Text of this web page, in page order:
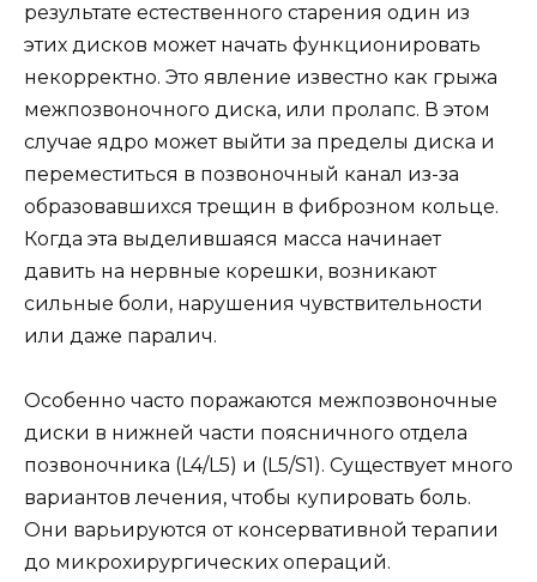
результате естественного старения один из
этих дисков может начать функционировать
некорректно. Это явление известно как грыжа
межпозвоночного диска, или пролапс. В этом
случае ядро может выйти за пределы диска и
переместиться в позвоночный канал из-за
образовавшихся трещин в фиброзном кольце.
Когда эта выделившаяся масса начинает
давить на нервные корешки, возникают
сильные боли, нарушения чувствительности
или даже паралич.
Особенно часто поражаются межпозвоночные
диски в нижней части поясничного отдела
позвоночника (L4/L5) и (L5/S1). Существует много
вариантов лечения, чтобы купировать боль.
Они варьируются от консервативной терапии
до микрохирургических операций.